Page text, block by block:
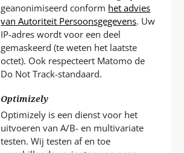
geanonimiseerd conform het advies
van Autoriteit Persoonsgegevens. Uw
IP-adres wordt voor een deel
gemaskeerd (te weten het laatste
octet). Ook respecteert Matomo de
Do Not Track-standaard.
Optimizely
Optimizely is een dienst voor het
uitvoeren van A/B- en multivariate
testen. Wij testen af en toe